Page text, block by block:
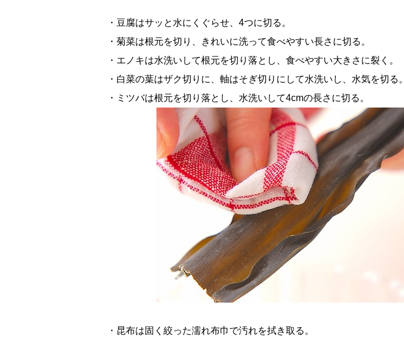
・豆腐はサッと水にくぐらせ、4つに切る。
・菊菜は根元を切り、きれいに洗って食べやすい長さに切る。
・エノキは水洗いして根元を切り落とし、食べやすい大きさに裂く。
・白菜の葉はザク切りに、軸はそぎ切りにして水洗いし、水気を切る。
・ミツバは根元を切り落とし、水洗いして4cmの長さに切る。
・昆布は固く絞った濡れ布巾で汚れを拭き取る。